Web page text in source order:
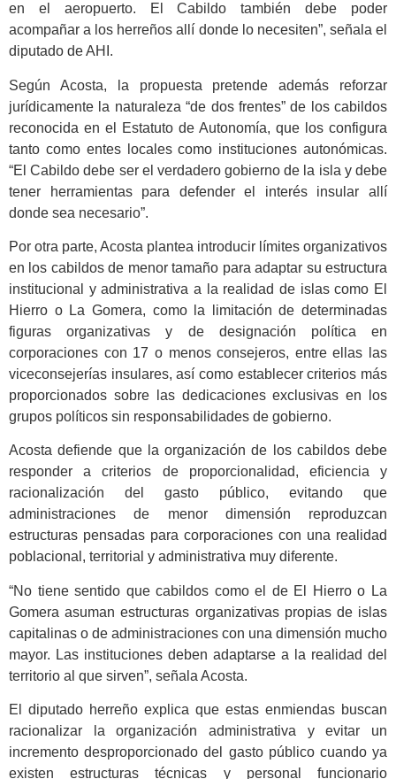
en el aeropuerto. El Cabildo también debe poder
acompañar a los herreños allí donde lo necesiten”, señala el
diputado de AHI.
Según Acosta, la propuesta pretende además reforzar
jurídicamente la naturaleza “de dos frentes” de los cabildos
reconocida en el Estatuto de Autonomía, que los configura
tanto como entes locales como instituciones autonómicas.
“El Cabildo debe ser el verdadero gobierno de la isla y debe
tener herramientas para defender el interés insular allí
donde sea necesario”.
Por otra parte, Acosta plantea introducir límites organizativos
en los cabildos de menor tamaño para adaptar su estructura
institucional y administrativa a la realidad de islas como El
Hierro o La Gomera, como la limitación de determinadas
figuras organizativas y de designación política en
corporaciones con 17 o menos consejeros, entre ellas las
viceconsejerías insulares, así como establecer criterios más
proporcionados sobre las dedicaciones exclusivas en los
grupos políticos sin responsabilidades de gobierno.
Acosta defiende que la organización de los cabildos debe
responder a criterios de proporcionalidad, eficiencia y
racionalización del gasto público, evitando que
administraciones de menor dimensión reproduzcan
estructuras pensadas para corporaciones con una realidad
poblacional, territorial y administrativa muy diferente.
“No tiene sentido que cabildos como el de El Hierro o La
Gomera asuman estructuras organizativas propias de islas
capitalinas o de administraciones con una dimensión mucho
mayor. Las instituciones deben adaptarse a la realidad del
territorio al que sirven”, señala Acosta.
El diputado herreño explica que estas enmiendas buscan
racionalizar la organización administrativa y evitar un
incremento desproporcionado del gasto público cuando ya
existen estructuras técnicas y personal funcionario